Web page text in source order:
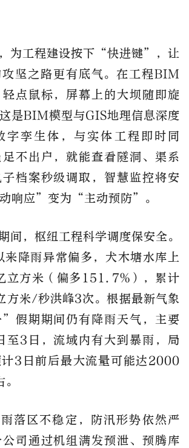
为工程建设按下“快进键”，让
坚之路更有底气。在工程BIM
点鼠标，屏幕上的大坝随即旋
是BIM模型与GIS地理信息深度
字孪生体，与实体工程即时同
不出户，就能查看隧洞、渠系
档案秒级调取，智慧监控将安
响应”变为“主动预防”。
间，枢纽工程科学调度保安全。
降雨异常偏多，犬木塘水库上
立方米（偏多151.7%），累计
方米/秒洪峰3次。根据最新气象
假期期间仍有降雨天气，主要
至3日，流域内有大到暴雨，局
3日前后最大流量可能达2000
落区不稳定，防汛形势依然严
司通过机组满发预泄、预腾库